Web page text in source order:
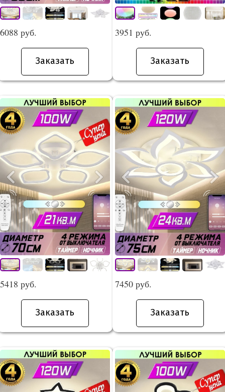
6088 руб.
Заказать
3951 руб.
Заказать
5418 руб.
Заказать
7450 руб.
Заказать